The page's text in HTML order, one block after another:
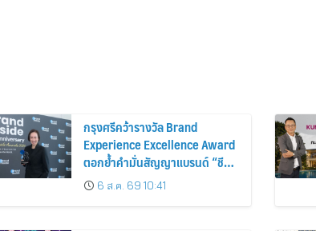
กรุงศรีคว้ารางวัล Brand
Experience Excellence Award
ตอกย้ำคำมั่นสัญญาแบรนด์ “ชีวิต
ง่าย ได้ทุกวัน”
6 ส.ค. 69 10:41